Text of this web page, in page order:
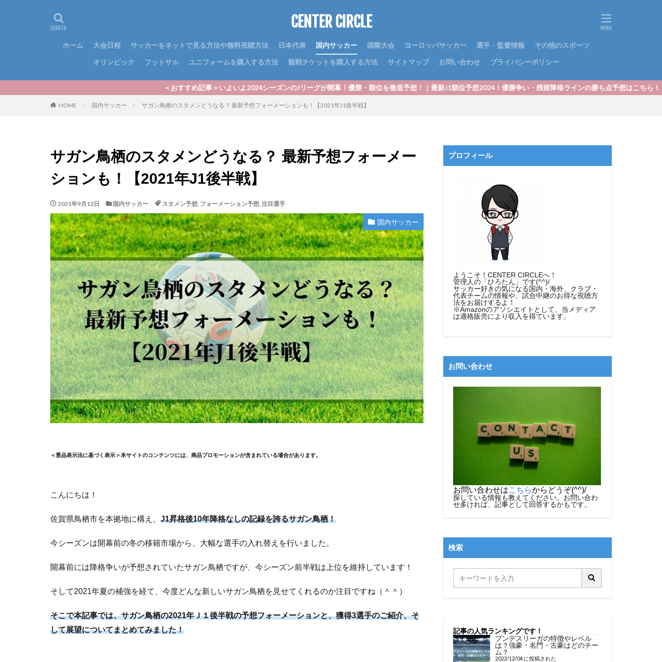
CENTER CIRCLE
ホーム 大会日程 サッカーをネットで見る方法や無料視聴方法 日本代表 国内サッカー 国際大会 ヨーロッパサッカー 選手・監督情報
その他のスポーツ
オリンピック
フットサル ユニフォームを購入する方法 観戦チケットを購入する方法 サイトマップ お問い合わせ プライバシーポリシー
＜おすすめ記事＞いよいよ2024シーズンのJリーグが開幕！優勝・順位を徹底予想！｜最新J1順位予想2024！優勝争い・残留降格ラインの勝ち点予想はこちら！
HOME 国内サッカー サガン鳥栖のスタメンどうなる？ 最新予想フォーメーションも！【2021年J1後半戦】
サガン鳥栖のスタメンどうなる？ 最新予想フォーメー
ションも！【2021年J1後半戦】
2021年9月12日 国内サッカー スタメン予想, フォーメーション予想, 注目選手
国内サッカー
＜景品表示法に基づく表示＞本サイトのコンテンツには、商品プロモーションが含まれている場合があります。
こんにちは！
佐賀県鳥栖市を本拠地に構え、 J1昇格後10年降格なしの記録を誇るサガン鳥栖！
今シーズンは開幕前の冬の移籍市場から、大幅な選手の入れ替えを行いました。
開幕前には降格争いが予想されていたサガン鳥栖ですが、今シーズン前半戦は上位を維持しています！
そして2021年夏の補強を経て、今度どんな新しいサガン鳥栖を見せてくれるのか注目ですね（＾＾）
そこで本記事では、サガン鳥栖の2021年Ｊ１後半戦の予想フォーメーションと、獲得3選手のご紹介、そ
して展望についてまとめてみました！
プロフィール
ようこそ！CENTER CIRCLEへ！
管理人の「ひろたん」です(^^)/
サッカー好きの気になる国内・海外、クラブ・
代表チームの情報や、試合中継のお得な視聴方
法をお届けするよ！
※Amazonのアソシエイトとして、当メディア
は適格販売により収入を得ています。
お問い合わせ
お問い合わせはこちらからどうぞ(^^)/
探している情報も教えてください。お問い合わ
せ多ければ、記事として回答するかもです。
検索
記事の人気ランキングです！
ブンデスリーガの特徴やレベル
は？強豪・名門・古豪はどのチー
ム？
2022/12/04 に投稿された